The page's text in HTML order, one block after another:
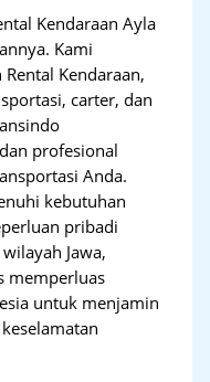
Kendaraan Ayla
Kami
Kendaraan,
carter, dan
profesional
Anda.
kebutuhan
pribadi
Jawa,
memperluas
untuk menjamin